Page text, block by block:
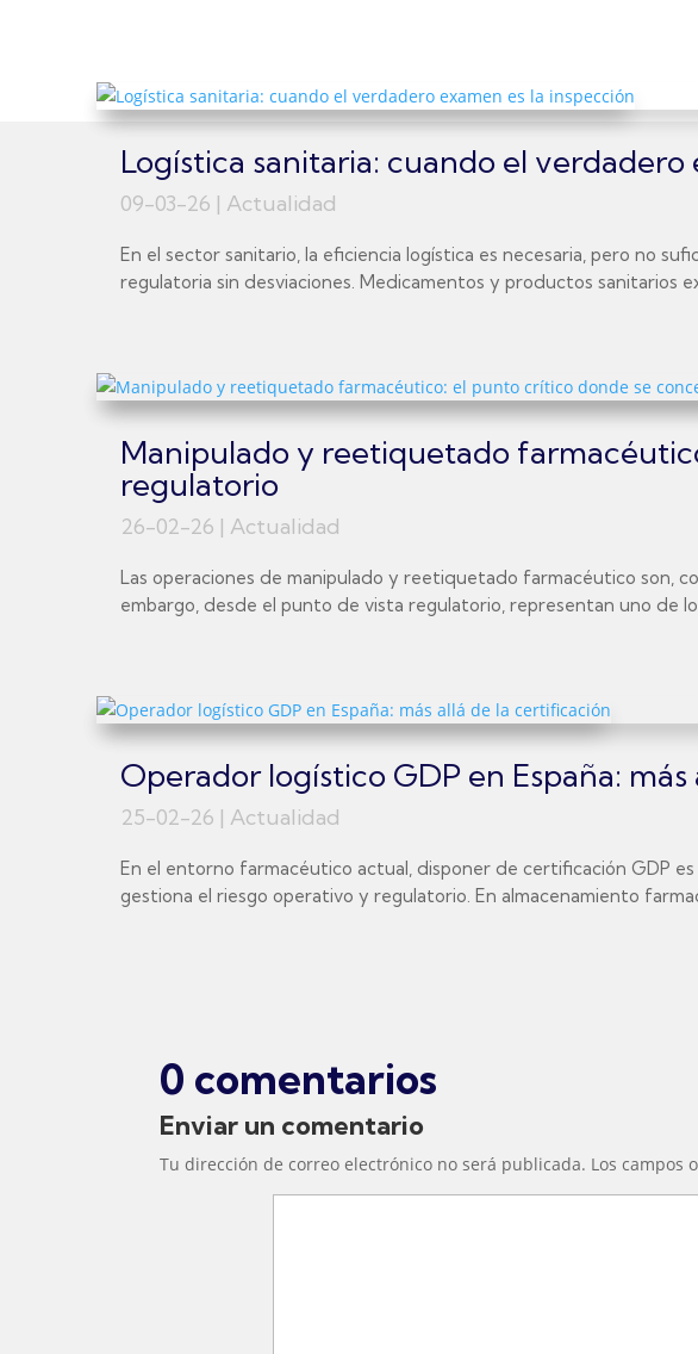
Logística sanitaria: cuando el verdadero
09-03-26 | Actualidad
En el sector sanitario, la eficiencia logística es necesaria, pero no
regulatoria sin desviaciones. Medicamentos y productos sanitarios
Manipulado y reetiquetado
regulatorio
26-02-26 | Actualidad
Las operaciones de manipulado y reetiquetado farmacéutico son,
embargo, desde el punto de vista regulatorio, representan uno de
Operador logístico GDP en España:
25-02-26 | Actualidad
En el entorno farmacéutico actual, disponer de certificación GDP
gestiona el riesgo operativo y regulatorio. En almacenamiento
0 comentarios
Enviar un comentario
Tu dirección de correo electrónico no será publicada. Los campos